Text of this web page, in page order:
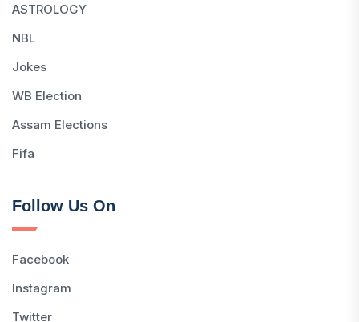
ASTROLOGY
NBL
Jokes
WB Election
Assam Elections
Fifa
Follow Us On
Facebook
Instagram
Twitter